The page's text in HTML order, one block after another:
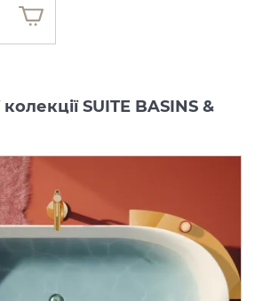
колекції SUITE BASINS &